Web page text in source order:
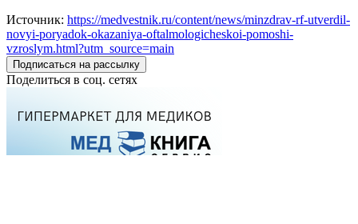
Источник: https://medvestnik.ru/content/news/minzdrav-rf-utverdil-
novyi-poryadok-okazaniya-oftalmologicheskoi-pomoshi-
vzroslym.html?utm_source=main
Подписаться на рассылку
Поделиться в соц. сетях